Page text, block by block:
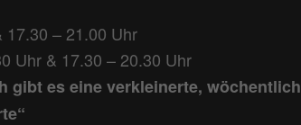
17.30 – 21.00 Uhr
Uhr & 17.30 – 20.30 Uhr
gibt es eine verkleinerte, wöchentlich